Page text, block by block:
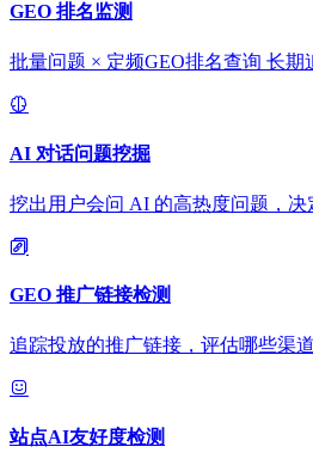
GEO 排名监测
批量问题 × 定频GEO排名查询 长期
AI 对话问题挖掘
挖出用户会问 AI 的高热度问题，决
GEO 推广链接检测
追踪投放的推广链接，评估哪些渠
站点AI友好度检测